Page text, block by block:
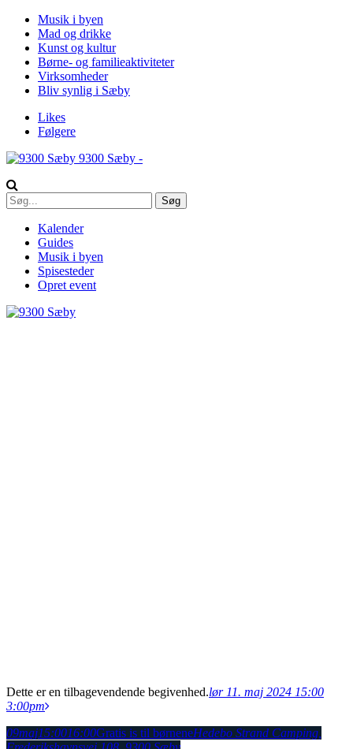
Musik i byen
Mad og drikke
Kunst og kultur
Børne- og familieaktiviteter
Virksomheder
Bliv synlig i Sæby
Likes
Følgere
9300 Sæby -
Kalender
Guides
Musik i byen
Spisesteder
Opret event
Dette er en tilbagevendende begivenhed.lør 11. maj 2024 15:00
3:00pm
09maj15:0016:00Gratis is til børneneHedebo Strand Camping